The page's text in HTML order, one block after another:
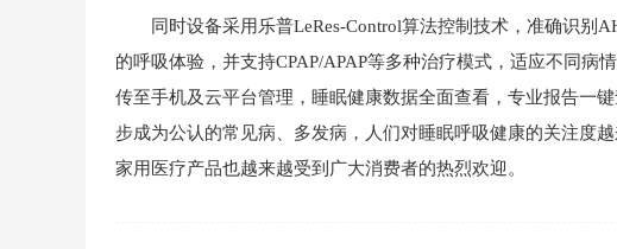
同时设备采用乐普LeRes-Control算法控制技术，准确识别
的呼吸体验，并支持CPAP/APAP等多种治疗模式，适应不同
传至手机及云平台管理，睡眠健康数据全面查看，专业报告一
步成为公认的常见病、多发病，人们对睡眠呼吸健康的关注度
家用医疗产品也越来越受到广大消费者的热烈欢迎。